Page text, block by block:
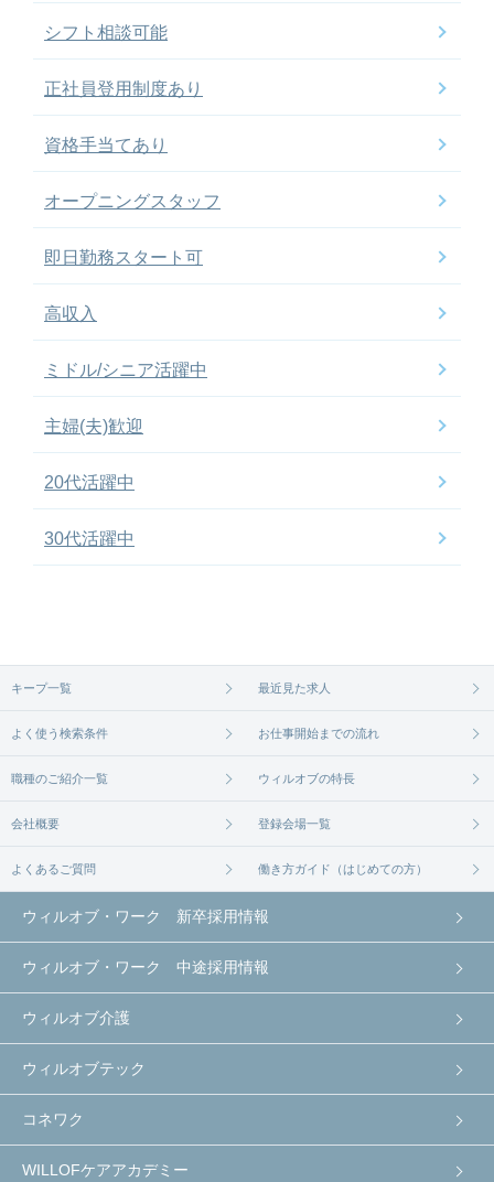
シフト相談可能
正社員登用制度あり
資格手当てあり
オープニングスタッフ
即日勤務スタート可
高収入
ミドル/シニア活躍中
主婦(夫)歓迎
20代活躍中
30代活躍中
キープ一覧 最近見た求人
よく使う検索条件 お仕事開始までの流れ
職種のご紹介一覧 ウィルオブの特長
会社概要 登録会場一覧
よくあるご質問 働き方ガイド（はじめての方）
ウィルオブ・ワーク 新卒採用情報
ウィルオブ・ワーク 中途採用情報
ウィルオブ介護
ウィルオブテック
コネワク
WILLOFケアアカデミー